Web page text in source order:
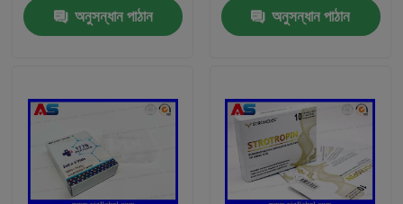
পণ্য
আমাদের সম্পর্কে
অনুসন্ধান পাঠান
অনুসন্ধান পাঠান